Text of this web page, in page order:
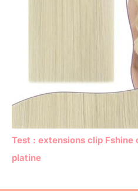
Test : extensions clip Fshine
platine